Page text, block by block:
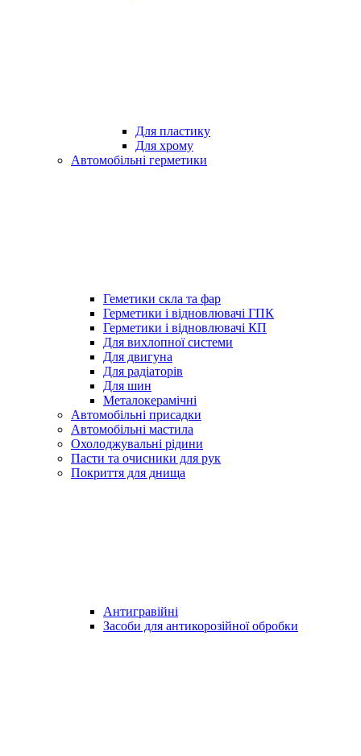
Для пластику
Для хрому
Автомобільні герметики
Геметики скла та фар
Герметики і відновлювачі ГПК
Герметики і відновлювачі КП
Для вихлопної системи
Для двигуна
Для радіаторів
Для шин
Металокерамічні
Автомобільні присадки
Автомобільні мастила
Охолоджувальні рідини
Пасти та очисники для рук
Покриття для днища
Антигравійні
Засоби для антикорозійної обробки